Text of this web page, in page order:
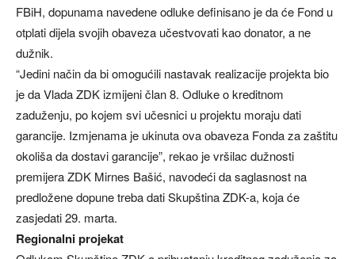
FBiH, dopunama navedene odluke definisano je da će Fond u
otplati dijela svojih obaveza učestvovati kao donator, a ne
dužnik.
“Jedini način da bi omogućili nastavak realizacije projekta bio
je da Vlada ZDK izmijeni član 8. Odluke o kreditnom
zaduženju, po kojem svi učesnici u projektu moraju dati
garancije. Izmjenama je ukinuta ova obaveza Fonda za zaštitu
okoliša da dostavi garancije”, rekao je vršilac dužnosti
premijera ZDK Mirnes Bašić, navodeći da saglasnost na
predložene dopune treba dati Skupština ZDK-a, koja će
zasjedati 29. marta.
Regionalni projekat